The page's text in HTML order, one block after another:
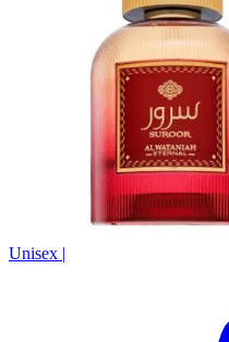
Unisex |